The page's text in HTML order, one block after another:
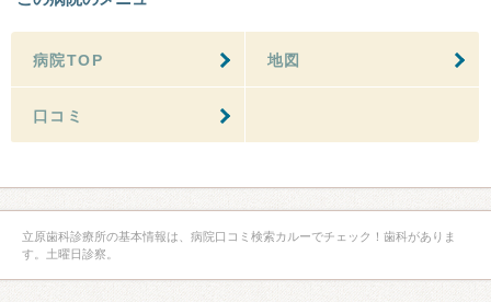
病院TOP 地図
口コミ
立原歯科診療所の基本情報は、病院口コミ検索カルーでチェック！歯科がありま
す。土曜日診察。